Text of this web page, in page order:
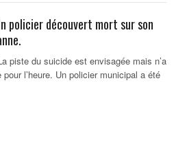
policier découvert mort sur son
piste du suicide est envisagée mais n’a
l’heure. Un policier municipal a été